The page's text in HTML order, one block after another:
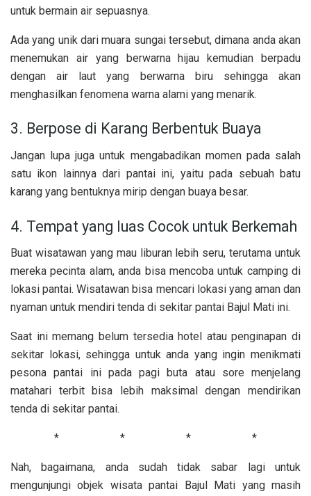
untuk bermain air sepuasnya.
Ada yang unik dari muara sungai tersebut, dimana anda akan
menemukan air yang berwarnahijau kemudian berpadu
dengan air laut yang berwarna biru sehingga akan
menghasilkan fenomena warna alami yang menarik.
3. Berpose di Karang Berbentuk Buaya
Jangan lupa juga untuk mengabadikan momen pada salah
satu ikon lainnya dari pantai ini, yaitu pada sebuah batu
karang yang bentuknya mirip dengan buaya besar.
4. Tempat yang luas Cocok untuk Berkemah
Buat wisatawan yang mau liburan lebih seru, terutama untuk
mereka pecinta alam, anda bisa mencoba untuk camping di
lokasi pantai. Wisatawan bisa mencari lokasi yang aman dan
nyaman untuk mendiri tenda di sekitar pantai Bajul Mati ini.
Saat ini memang belum tersedia hotel atau penginapan di
sekitar lokasi, sehingga untuk anda yang ingin menikmati
pesona pantai ini pada pagi buta atau sore menjelang
matahari terbit bisa lebih maksimal dengan mendirikan
tenda di sekitar pantai.
* * * *
Nah, bagaimana, anda sudah tidak sabar lagi untuk
mengunjungi objek wisata pantai Bajul Mati yang masih